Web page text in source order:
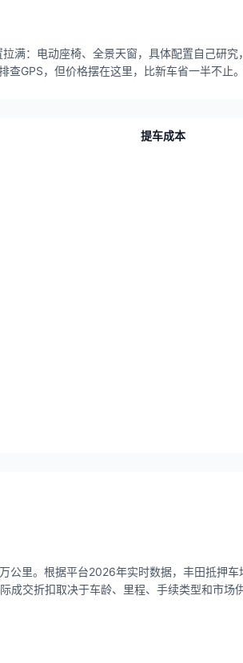
满：电动座椅、全景天窗，具体配置自己研
GPS，但价格摆在这里，比新车省一半不止
提车成本
公里。根据平台2026年实时数据，丰田抵押
交折扣取决于车龄、里程、手续类型和市场供